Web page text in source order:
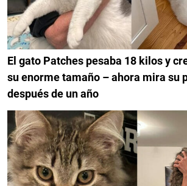
El gato Patches pesaba 18 kilos y
su enorme tamaño – ahora mira su
después de un año